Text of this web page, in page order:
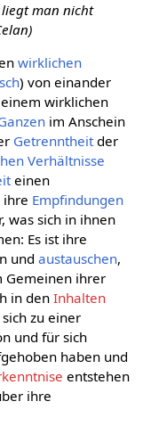
man nicht
wirklichen
) von einander
wirklichen
im Anschein
Getrenntheitder
Verhältnisse
einen
ihre Empfindungen
was sich in ihnen
Es ist ihre
und austauschen,
Gemeinen ihrer
in denInhalten
zu einer
und für sich
haben und
entstehen
ihre